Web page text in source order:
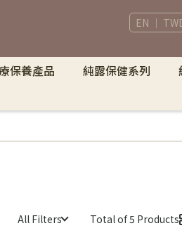
EN ｜
保養產品 純露保健系列
All Filters Total of 5 Products